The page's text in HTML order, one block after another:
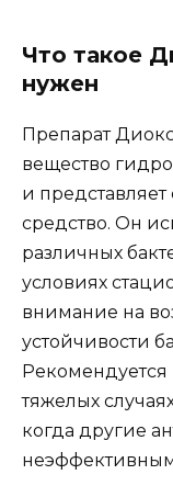
Что такое
нужен
Препарат
вещество
и
средство. Он
различных
условиях
внимание на
устойчивости
тяжелых
когда другие